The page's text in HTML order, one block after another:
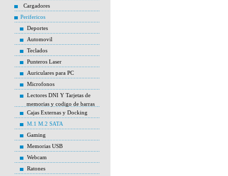
Cargadores
Perifericos
Deportes
Automovil
Teclados
Punteros Laser
Auriculares para PC
Microfonos
Lectores DNI Y Tarjetas de
memorias y codigo de barras
Cajas Externas y Docking
M.1 M.2 SATA
Gaming
Memorias USB
Webcam
Ratones